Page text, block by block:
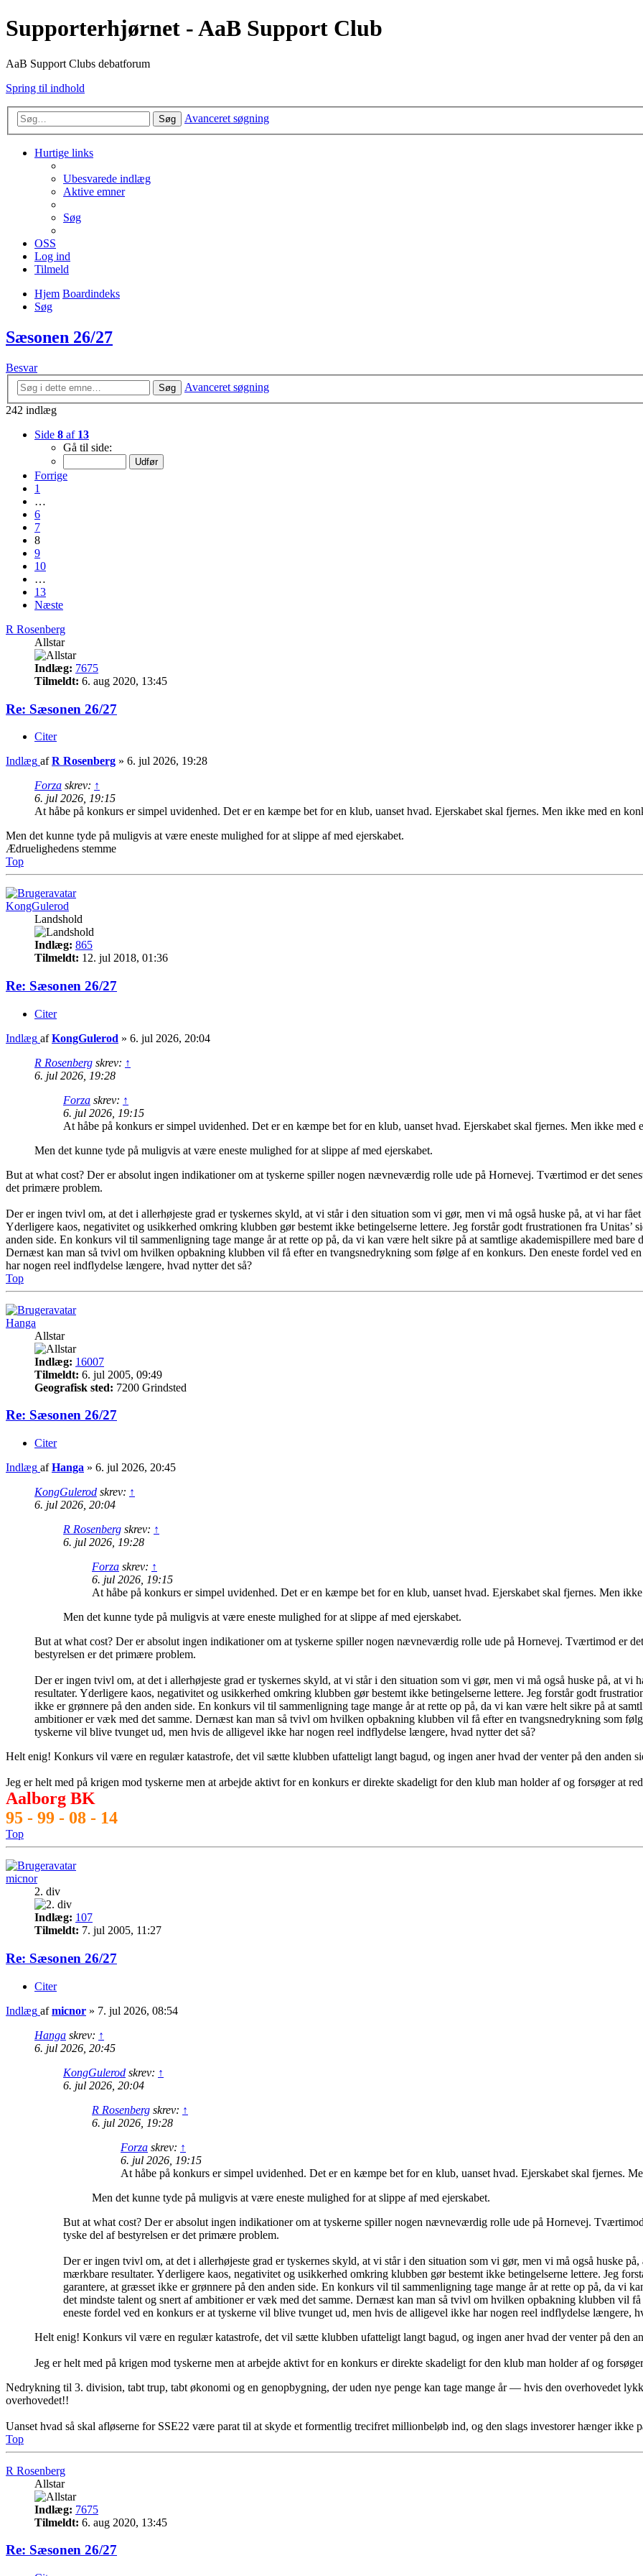
Supporterhjørnet - AaB Support Club
AaB Support Clubs debatforum
Spring til indhold
Søg Avanceret søgning
Hurtige links
Ubesvarede indlæg
Aktive emner
Søg
OSS
Log ind
Tilmeld
Hjem Boardindeks
Søg
Sæsonen 26/27
Besvar
Søg
Avanceret søgning
242 indlæg
Side 8 af 13
Gå til side:
Forrige
1
…
6
7
8
9
10
…
13
Næste
R Rosenberg
Allstar
Indlæg: 7675
Tilmeldt: 6. aug 2020, 13:45
Re: Sæsonen 26/27
Citer
Indlæg afR Rosenberg » 6. jul 2026, 19:28
Forza skrev: ↑
6. jul 2026, 19:15
At håbe på konkurs er simpel uvidenhed. Det er en kæmpe bet for en klub, uanset hvad. Ejerskabet skal fjernes. Men ikke med en
Men det kunne tyde på muligvis at være eneste mulighed for at slippe af med ejerskabet.
Ædruelighedens stemme
Top
KongGulerod
Landshold
Indlæg: 865
Tilmeldt: 12. jul 2018, 01:36
Re: Sæsonen 26/27
Citer
Indlæg afKongGulerod » 6. jul 2026, 20:04
R Rosenberg skrev: ↑
6. jul 2026, 19:28
Forza skrev: ↑
6. jul 2026, 19:15
At håbe på konkurs er simpel uvidenhed. Det er en kæmpe bet for en klub, uanset hvad. Ejerskabet skal fjernes. Men ikke med
Men det kunne tyde på muligvis at være eneste mulighed for at slippe af med ejerskabet.
But at what cost? Der er absolut ingen indikationer om at tyskerne spiller nogen nævneværdig rolle ude på Hornevej. Tværtimod er det
det primære problem.
Der er ingen tvivl om, at det i allerhøjeste grad er tyskernes skyld, at vi står i den situation som vi gør, men vi må også huske på, at vi har
Yderligere kaos, negativitet og usikkerhed omkring klubben gør bestemt ikke betingelserne lettere. Jeg forstår godt frustrationen fra Unitas’
anden side. En konkurs vil til sammenligning tage mange år at rette op på, da vi kan være helt sikre på at samtlige akademispillere med
Dernæst kan man så tvivl om hvilken opbakning klubben vil få efter en tvangsnedrykning som følge af en konkurs. Den eneste fordel ved
har nogen reel indflydelse længere, hvad nytter det så?
Top
Hanga
Allstar
Indlæg: 16007
Tilmeldt: 6. jul 2005, 09:49
Geografisk sted: 7200 Grindsted
Re: Sæsonen 26/27
Citer
Indlæg afHanga » 6. jul 2026, 20:45
KongGulerod skrev: ↑
6. jul 2026, 20:04
R Rosenberg skrev: ↑
6. jul 2026, 19:28
Forza skrev: ↑
6. jul 2026, 19:15
At håbe på konkurs er simpel uvidenhed. Det er en kæmpe bet for en klub, uanset hvad. Ejerskabet skal fjernes. Men
Men det kunne tyde på muligvis at være eneste mulighed for at slippe af med ejerskabet.
But at what cost? Der er absolut ingen indikationer om at tyskerne spiller nogen nævneværdig rolle ude på Hornevej. Tværtimod er
bestyrelsen er det primære problem.
Der er ingen tvivl om, at det i allerhøjeste grad er tyskernes skyld, at vi står i den situation som vi gør, men vi må også huske på, at vi
resultater. Yderligere kaos, negativitet og usikkerhed omkring klubben gør bestemt ikke betingelserne lettere. Jeg forstår godt
ikke er grønnere på den anden side. En konkurs vil til sammenligning tage mange år at rette op på, da vi kan være helt sikre på at
ambitioner er væk med det samme. Dernæst kan man så tvivl om hvilken opbakning klubben vil få efter en tvangsnedrykning som
tyskerne vil blive tvunget ud, men hvis de alligevel ikke har nogen reel indflydelse længere, hvad nytter det så?
Helt enig! Konkurs vil være en regulær katastrofe, det vil sætte klubben ufatteligt langt bagud, og ingen aner hvad der venter på den anden
Jeg er helt med på krigen mod tyskerne men at arbejde aktivt for en konkurs er direkte skadeligt for den klub man holder af og forsøger at
Aalborg BK
95 - 99 - 08 - 14
Top
micnor
2. div
Indlæg: 107
Tilmeldt: 7. jul 2005, 11:27
Re: Sæsonen 26/27
Citer
Indlæg afmicnor » 7. jul 2026, 08:54
Hanga skrev: ↑
6. jul 2026, 20:45
KongGulerod skrev: ↑
6. jul 2026, 20:04
R Rosenberg skrev: ↑
6. jul 2026, 19:28
Forza skrev: ↑
6. jul 2026, 19:15
At håbe på konkurs er simpel uvidenhed. Det er en kæmpe bet for en klub, uanset hvad. Ejerskabet skal fjernes.
Men det kunne tyde på muligvis at være eneste mulighed for at slippe af med ejerskabet.
But at what cost? Der er absolut ingen indikationer om at tyskerne spiller nogen nævneværdig rolle ude på Hornevej.
tyske del af bestyrelsen er det primære problem.
Der er ingen tvivl om, at det i allerhøjeste grad er tyskernes skyld, at vi står i den situation som vi gør, men vi må også huske
mærkbare resultater. Yderligere kaos, negativitet og usikkerhed omkring klubben gør bestemt ikke betingelserne lettere. Jeg
garantere, at græsset ikke er grønnere på den anden side. En konkurs vil til sammenligning tage mange år at rette op på, da vi
det mindste talent og snert af ambitioner er væk med det samme. Dernæst kan man så tvivl om hvilken opbakning klubben vil
eneste fordel ved en konkurs er at tyskerne vil blive tvunget ud, men hvis de alligevel ikke har nogen reel indflydelse længere,
Helt enig! Konkurs vil være en regulær katastrofe, det vil sætte klubben ufatteligt langt bagud, og ingen aner hvad der venter på den
Jeg er helt med på krigen mod tyskerne men at arbejde aktivt for en konkurs er direkte skadeligt for den klub man holder af og
Nedrykning til 3. division, tabt trup, tabt økonomi og en genopbygning, der uden nye penge kan tage mange år — hvis den overhovedet
overhovedet!!
Uanset hvad så skal afløserne for SSE22 være parat til at skyde et formentlig trecifret millionbeløb ind, og den slags investorer hænger ikke
Top
R Rosenberg
Allstar
Indlæg: 7675
Tilmeldt: 6. aug 2020, 13:45
Re: Sæsonen 26/27